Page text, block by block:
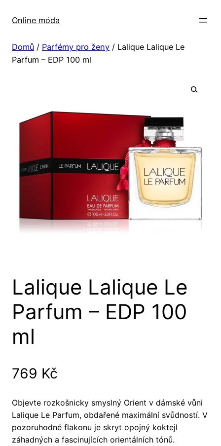
Online móda
Domů / Parfémy pro ženy / Lalique Lalique Le
Parfum – EDP 100 ml
Lalique Lalique Le
Parfum – EDP 100
ml
769 Kč
Objevte rozkošnicky smyslný Orient v dámské vůni
Lalique Le Parfum, obdařené maximální svůdností. V
pozoruhodné flakonu je skryt opojný koktejl
záhadných a fascinujících orientálních tónů.